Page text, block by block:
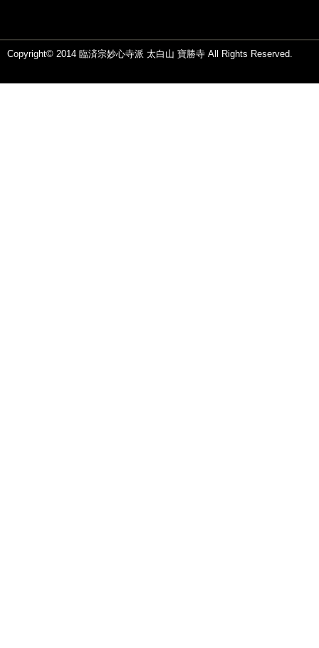
Copyright© 2014 臨済宗妙心寺派 太白山 寶勝寺 All Rights Reserved.